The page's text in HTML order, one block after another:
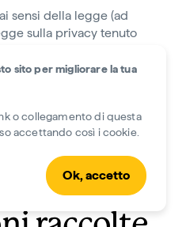
sensi della legge (ad
sulla privacy tenuto
1).
di
e
delle
sito per migliorare la tua
o collegamento di questa
accettando così i cookie.
Ok, accetto